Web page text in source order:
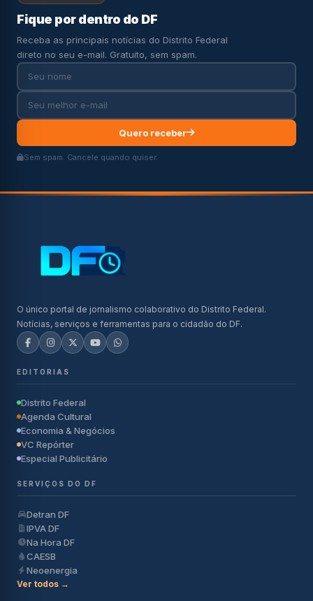
Fique por dentro do DF
Receba as principais notícias do Distrito Federal
direto no seu e-mail. Gratuito, sem spam.
Quero receber
Sem spam. Cancele quando quiser.
O único portal de jornalismo colaborativo do Distrito Federal.
Notícias, serviços e ferramentas para o cidadão do DF.
EDITORIAS
Distrito Federal
Agenda Cultural
Economia & Negócios
VC Repórter
Especial Publicitário
SERVIÇOS DO DF
Detran DF
IPVA DF
Na Hora DF
CAESB
Neoenergia
Ver todos →